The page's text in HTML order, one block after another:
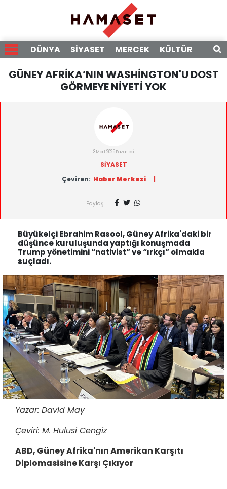
DÜNYA SİYASET MERCEK KÜLTÜR
GÜNEY AFRİKA’NIN WASHİNGTON'U DOST
GÖRMEYE NİYETİ YOK
3 Mart 2025 Pazartesi
SİYASET
Çeviren: Haber Merkezi |
Paylaş
Büyükelçi Ebrahim Rasool, Güney Afrika'daki bir
düşünce kuruluşunda yaptığı konuşmada
Trump yönetimini “nativist” ve “ırkçı” olmakla
suçladı.
Yazar: David May
Çeviri: M. Hulusi Cengiz
ABD, Güney Afrika'nın Amerikan Karşıtı
Diplomasisine Karşı Çıkıyor